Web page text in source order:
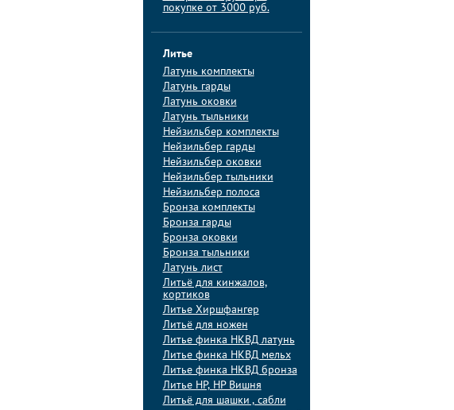
покупке от 3000 руб.
Литье
Латунь комплекты
Латунь гарды
Латунь оковки
Латунь тыльники
Нейзильбер комплекты
Нейзильбер гарды
Нейзильбер оковки
Нейзильбер тыльники
Нейзильбер полоса
Бронза комплекты
Бронза гарды
Бронза оковки
Бронза тыльники
Латунь лист
Литьё для кинжалов,
кортиков
Литье Хиршфангер
Литьё для ножен
Литье финка НКВД латунь
Литье финка НКВД мельх
Литье финка НКВД бронза
Литье НР, НР Вишня
Литьё для шашки , сабли